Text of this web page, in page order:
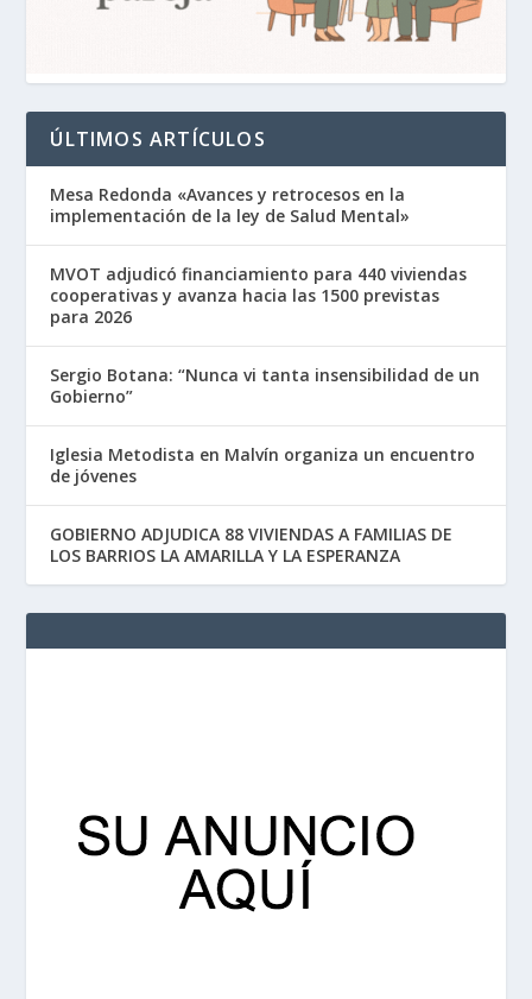
ÚLTIMOS ARTÍCULOS
Mesa Redonda «Avances y retrocesos en la
implementación de la ley de Salud Mental»
MVOT adjudicó financiamiento para 440 viviendas
cooperativas y avanza hacia las 1500 previstas
para 2026
Sergio Botana: “Nunca vi tanta insensibilidad de un
Gobierno”
Iglesia Metodista en Malvín organiza un encuentro
de jóvenes
GOBIERNO ADJUDICA 88 VIVIENDAS A FAMILIAS DE
LOS BARRIOS LA AMARILLA Y LA ESPERANZA